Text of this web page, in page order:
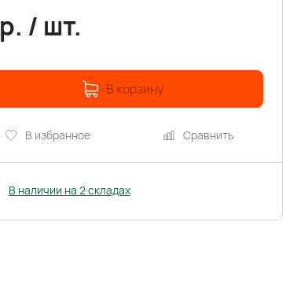
р. / шт.
В корзину
В избранное Сравнить
В наличии на 2 складах